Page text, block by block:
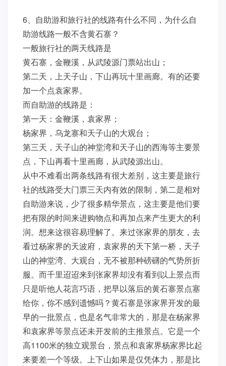
6、自助游和旅行社的线路有什么不同，为什么自
助游线路一般不含黄石寨？
一般旅行社的两天线路是
黄石寨，金鞭溪，从武陵源门票站出山；
第二天，上天子山，下山再玩十里画廊。有的还要
加一个点袁家界。
而自助游的线路是：
第一天：金鞭溪，袁家界；
杨家界，乌龙寨和天子山的大观台；
第三天，天子山的神堂湾和天子山的西海等主要景
点，下山再看十里画廊，从武陵源出山。
从中不难看出两条线路有很大差别，这主要是旅行
社的线路受大门票三天内有效的限制，第二是相对
自助游来说，少了很多精华景点，这主要是他们要
把有限的时间来进购物点和再加点来产生更大的利
润。想来这很容易理解了。来过张家界的朋友，去
看过杨家界的天波府，袁家界的天下第一桥，天子
山的神堂湾、大观台，无不被那种磅礴的气势所折
服。而千里迢迢来到张家界却没有看到以上景点而
只是听他人花言巧语，把早以落后的黄石寨景点塞
给你，你不感到遗憾吗？黄石寨是张家界开发的最
早的一批景点，也是名气非常大的，那是在杨家界
和袁家界等景点还未开发前的主推景点。它是一个
高1100米的独立观景台，景点和袁家界杨家界比起
来要差一个等级。上下山如果是仅凭体力，那是比